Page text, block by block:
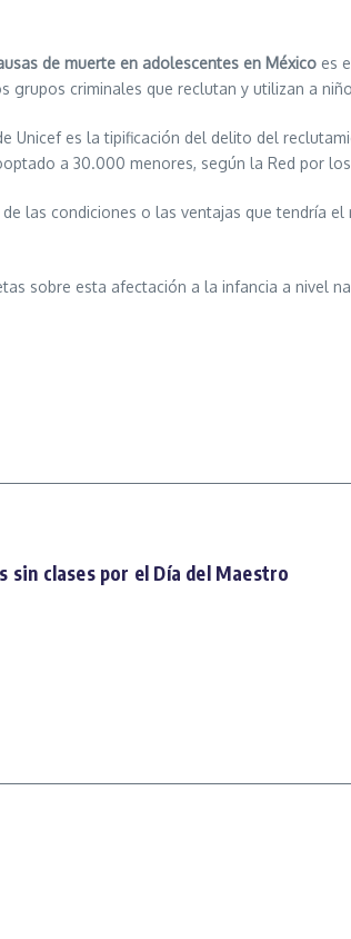
de muerte en adolescentes en México es
grupos criminales que reclutan y utilizan a
Unicef es la tipificación del delito del
a 30.000 menores, según la Red por
las condiciones o las ventajas que tendría
sobre esta afectación a la infancia a nivel
sin clases por el Día del Maestro